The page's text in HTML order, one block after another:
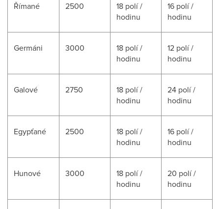
Římané 2500
18 polí /
hodinu
16 polí /
hodinu
Germáni 3000
18 polí /
hodinu
12 polí /
hodinu
Galové 2750
18 polí /
hodinu
24 polí /
hodinu
Egypťané 2500
18 polí /
hodinu
16 polí /
hodinu
Hunové 3000
18 polí /
hodinu
20 polí /
hodinu